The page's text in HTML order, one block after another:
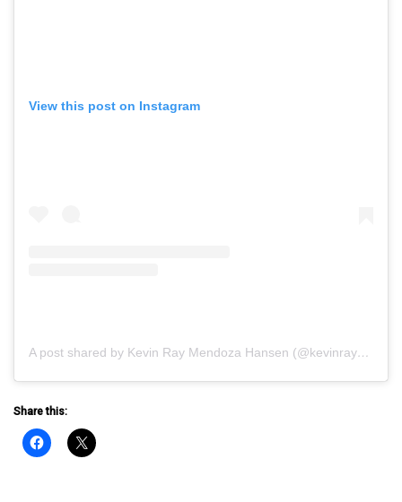
View this post on Instagram
A post shared by Kevin Ray Mendoza Hansen (@kevinraymendoza)
Share this: